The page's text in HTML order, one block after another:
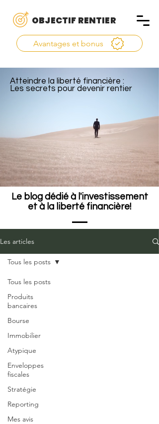
OBJECTIF RENTIER
Avantages et bonus
Atteindre la liberté financière :
Les secrets pour devenir rentier
Le blog dédié à l'investissement
et à la liberté financière!
Les articles
Tous les posts
Produits
bancaires
Bourse
Immobilier
Atypique
Enveloppes
fiscales
Stratégie
Reporting
Mes avis
Tous les posts